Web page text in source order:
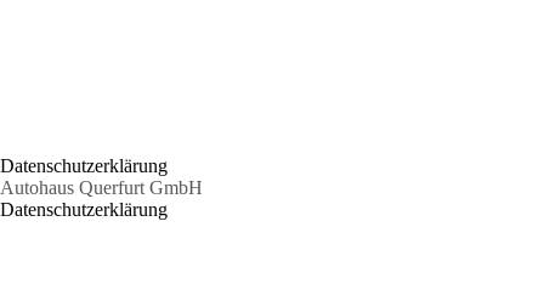
Datenschutzerklärung
Autohaus Querfurt GmbH
Datenschutzerklärung